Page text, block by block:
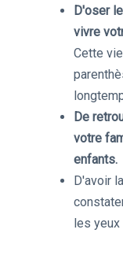
​D'oser
vivre
Cette
De
votre
enfants.
D'avoir
les yeux